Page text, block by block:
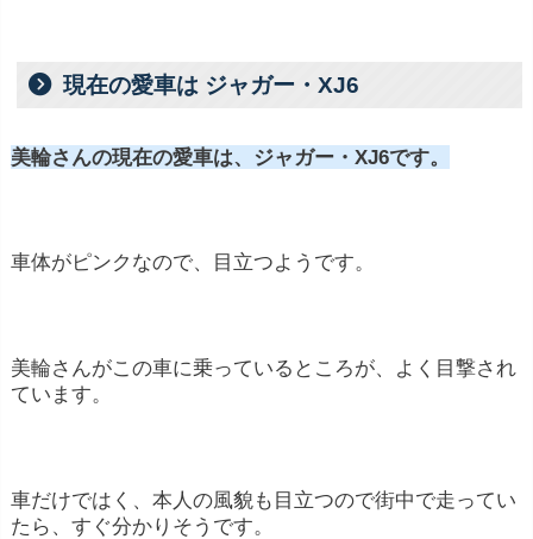
現在の愛車は ジャガー・XJ6
美輪さんの現在の愛車は、ジャガー・XJ6です。
車体がピンクなので、目立つようです。
美輪さんがこの車に乗っているところが、よく目撃され
ています。
車だけではく、本人の風貌も目立つので街中で走ってい
たら、すぐ分かりそうです。